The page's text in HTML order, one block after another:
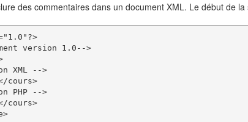
des commentaires dans un document XML. Le début de
version 1.0-->
XML -->
cours>
PHP -->
cours>